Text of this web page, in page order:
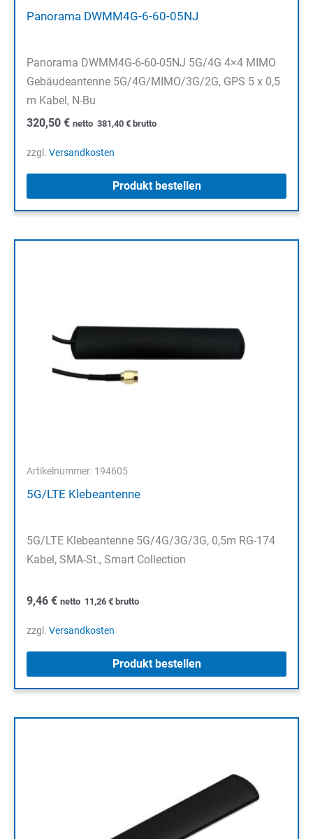
Panorama DWMM4G-6-60-05NJ
Panorama DWMM4G-6-60-05NJ 5G/4G 4×4 MIMO
Gebäudeantenne 5G/4G/MIMO/3G/2G, GPS 5 x 0,5
m Kabel, N-Bu
320,50 € netto 381,40 € brutto
zzgl. Versandkosten
Produkt bestellen
Artikelnummer: 194605
5G/LTE Klebeantenne
5G/LTE Klebeantenne 5G/4G/3G/3G, 0,5m RG-174
Kabel, SMA-St., Smart Collection
9,46 € netto 11,26 € brutto
zzgl. Versandkosten
Produkt bestellen